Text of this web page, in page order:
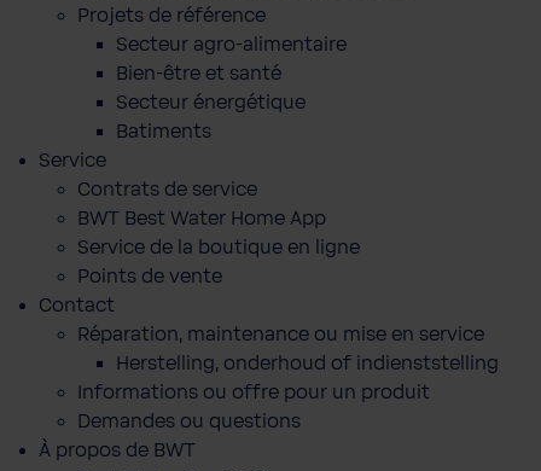
Projets de référence
Secteur agro-alimentaire
Bien-être et santé
Secteur énergétique
Batiments
Service
Contrats de service
BWT Best Water Home App
Service de la boutique en ligne
Points de vente
Contact
Réparation, maintenance ou mise en service
Herstelling, onderhoud of indienststelling
Informations ou offre pour un produit
Demandes ou questions
À propos de BWT